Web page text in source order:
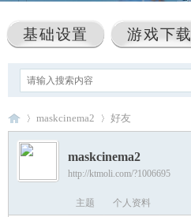
基础设置 游戏下载
›
maskcinema2 好友
maskcinema2
http://ktmoli.com/?1006695
主题 个人资料